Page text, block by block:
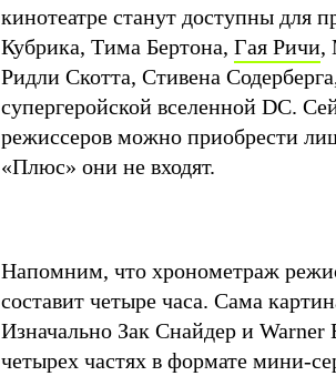
кинотеатре станут доступны для
Кубрика, Тима Бертона, Гая Ричи,
Ридли Скотта, Стивена
супергеройской вселенной DC.
режиссеров можно приобрести
«Плюс» они не входят.
Напомним, что хронометраж
составит четыре часа. Сама
Изначально Зак Снайдер и
четырех частях в формате мини-